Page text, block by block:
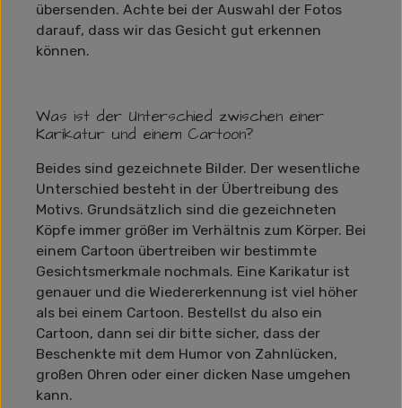
übersenden. Achte bei der Auswahl der Fotos
darauf, dass wir das Gesicht gut erkennen
können.
Was ist der Unterschied zwischen einer
Karikatur und einem Cartoon?
Beides sind gezeichnete Bilder. Der wesentliche
Unterschied besteht in der Übertreibung des
Motivs. Grundsätzlich sind die gezeichneten
Köpfe immer größer im Verhältnis zum Körper. Bei
einem Cartoon übertreiben wir bestimmte
Gesichtsmerkmale nochmals. Eine Karikatur ist
genauer und die Wiedererkennung ist viel höher
als bei einem Cartoon. Bestellst du also ein
Cartoon, dann sei dir bitte sicher, dass der
Beschenkte mit dem Humor von Zahnlücken,
großen Ohren oder einer dicken Nase umgehen
kann.